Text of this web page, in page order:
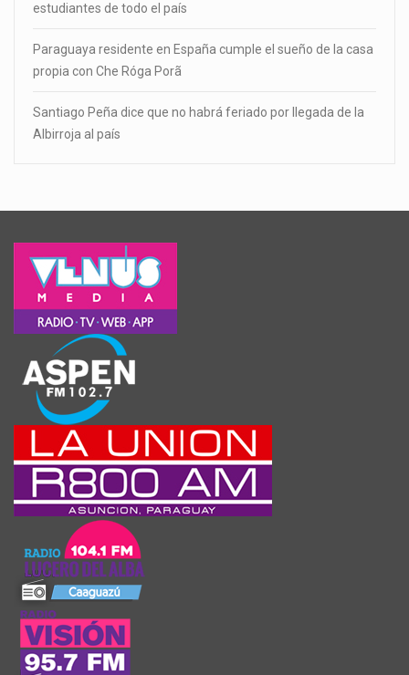
estudiantes de todo el país
Paraguaya residente en España cumple el sueño de la casa
propia con Che Róga Porã
Santiago Peña dice que no habrá feriado por llegada de la
Albirroja al país